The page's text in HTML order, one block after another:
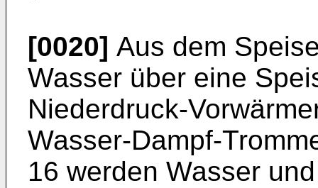
[0020] Aus dem
Wasser über eine
Niederdruck-
Wasser-Dampf-
16 werden Wasser